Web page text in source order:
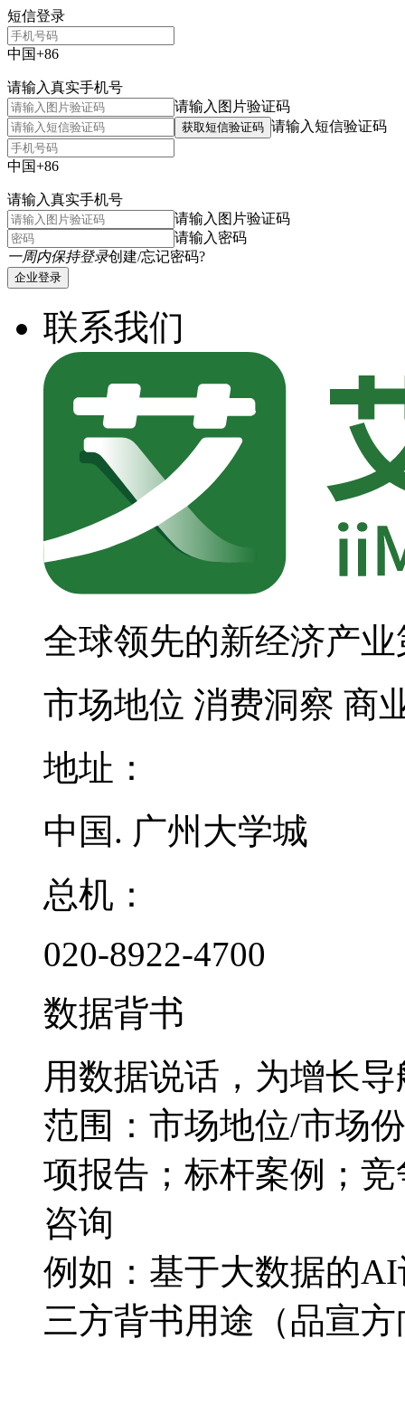
短信登录
中国+86
请输入真实手机号
请输入图片验证码
获取短信验证码 请输入短信验证码
中国+86
请输入真实手机号
请输入图片验证码
请输入密码
一周内保持登录创建/忘记密码?
企业登录
联系我们
全球领先的新经济产
市场地位 消费洞察 商
地址：
中国. 广州大学城
总机：
020-8922-4700
数据背书
用数据说话，为增长导
范围：市场地位/市场
项报告；标杆案例；
咨询
例如：基于大数据的
三方背书用途（品宣